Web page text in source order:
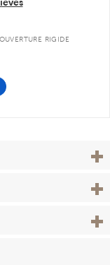
RIGIDE
View